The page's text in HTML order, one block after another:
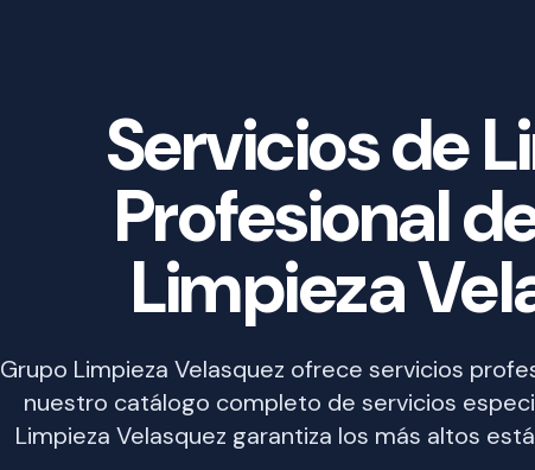
Servicios de
Profesional
Limpieza
Grupo Limpieza Velasquez ofrece servicios
nuestro catálogo completo de servicios
Limpieza Velasquez garantiza los más altos